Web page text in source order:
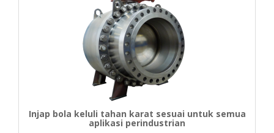
Injap bola keluli tahan karat sesuai untuk semua
aplikasi perindustrian